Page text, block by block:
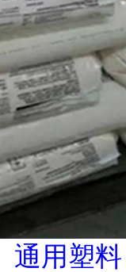
通用塑料